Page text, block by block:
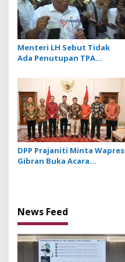
Menteri LH Sebut Tidak
Ada Penutupan TPA
Dumping yang Disetop
DPP Prajaniti Minta Wapres
Gibran Buka Acara
News Feed